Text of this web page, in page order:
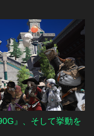
でした。 想定外の
プトが呼び出して
に勝手に置き換え
こともあり、正直な
まとめ 結果とし
クロス投稿は実現で
たというのが正直
どない状態から今回
デル） この体制で
共に OSアップデー
た。 特にサブ機の
の提供も終了 してし
だと判断。 そこ
まとめて機種変更す
SIMフリーモデル）
親しんだ前機種と同
』、そして挙動を